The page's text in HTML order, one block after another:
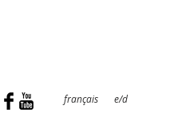
français e/d